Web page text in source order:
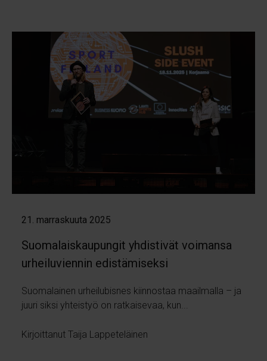
21. marraskuuta 2025
Suomalaiskaupungit yhdistivät voimansa
urheiluviennin edistämiseksi
Suomalainen urheilubisnes kiinnostaa maailmalla – ja
juuri siksi yhteistyö on ratkaisevaa, kun...
Kirjoittanut Taija Lappeteläinen